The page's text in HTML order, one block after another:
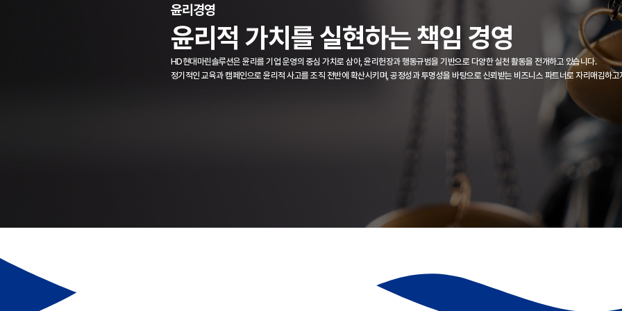
윤리경영
윤리적 가치를실현하는 책임 경영
HD현대마린솔루션은 윤리를 기업 운영의 중심 가치로 삼아, 윤리헌장과 행동규범을 기반으로 다양한 실천 활동을 전개하고 있습니다.
정기적인 교육과 캠페인으로 윤리적 사고를 조직 전반에 확산시키며, 공정성과 투명성을 바탕으로 신뢰받는 비즈니스 파트너로 자리매김하고